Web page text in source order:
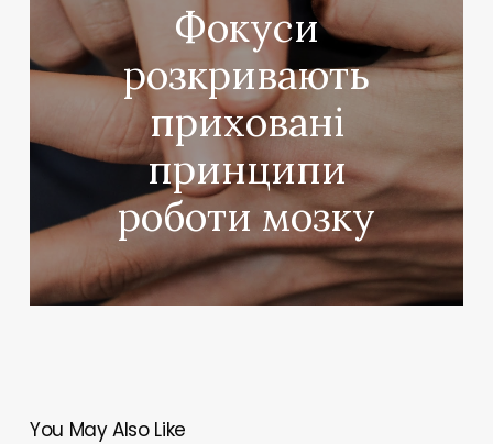
Фокуси
розкривають
приховані
принципи
роботи мозку
You May Also Like